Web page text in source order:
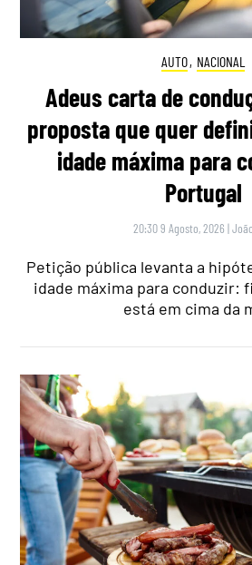
AUTO, NACIONAL
Adeus carta de
proposta que quer
idade máxima para
Portugal
20:30 9 Agosto, 2026 |
Petição pública levanta a
idade máxima para conduzir:
está em cima da